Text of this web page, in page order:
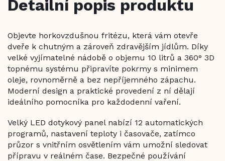
Detailní popis produktu
Objevte horkovzdušnou fritézu, která vám otevře
dveře k chutným a zároveň zdravějším jídlům. Díky
velké vyjímatelné nádobě o objemu 10 litrů a 360° 3D
topnému systému připravíte pokrmy s minimem
oleje, rovnoměrně a bez nepříjemného zápachu.
Moderní design a praktické provedení z ní dělají
ideálního pomocníka pro každodenní vaření.
Velký LED dotykový panel nabízí 12 automatických
programů, nastavení teploty i časovače, zatímco
průzor s vnitřním osvětlením vám umožní sledovat
přípravu v reálném čase. Bezpečné používání